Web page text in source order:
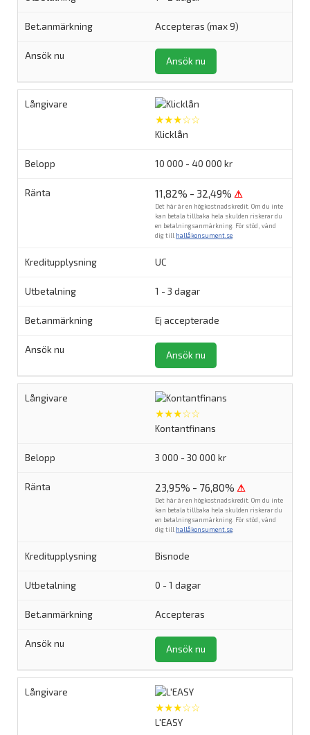
Accepteras (max 9)
Ansök nu
★★★☆☆
Klicklån
10 000 - 40 000 kr
11,82% - 32,49% ⚠
Det här är en högkostnadskredit. Om du inte
kan betala tillbaka hela skulden riskerar du
en betalningsanmärkning. För stöd, vänd
dig till hallåkonsument.se
UC
1 - 3 dagar
Ej accepterade
Ansök nu
★★★☆☆
Kontantfinans
3 000 - 30 000 kr
23,95% - 76,80% ⚠
Det här är en högkostnadskredit. Om du inte
kan betala tillbaka hela skulden riskerar du
en betalningsanmärkning. För stöd, vänd
dig till hallåkonsument.se
Bisnode
0 - 1 dagar
Accepteras
Ansök nu
★★★☆☆
L'EASY